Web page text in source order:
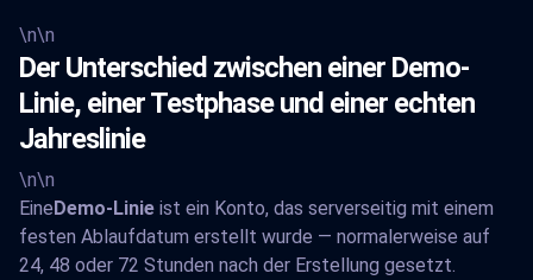
\n\n
Der Unterschied zwischen einer Demo-
Linie, einer Testphase und einer echten
Jahreslinie
\n\n
EineDemo-Linie ist ein Konto, das serverseitig mit einem
festen Ablaufdatum erstellt wurde — normalerweise auf
24, 48 oder 72 Stunden nach der Erstellung gesetzt.